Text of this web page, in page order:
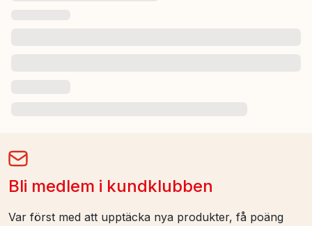
Bli medlem i kundklubben
Var först med att upptäcka nya produkter, få poäng